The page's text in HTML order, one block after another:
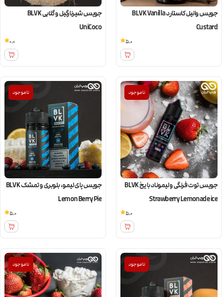
جویس وانیل کاستارد BLVK Vanilla
Custard
5.0
جویس شیرنارگیل و گلابی BLVK
UniCoco
0.0
ناموجود
جویس توت فرنگی و لیموناد با یخ BLVK
Strawberry Lemonade ice
5.0
ناموجود
جویس پای لیمو، بلوبری و تمشک BLVK
Lemon Berry Pie
5.0
ناموجود ناموجود